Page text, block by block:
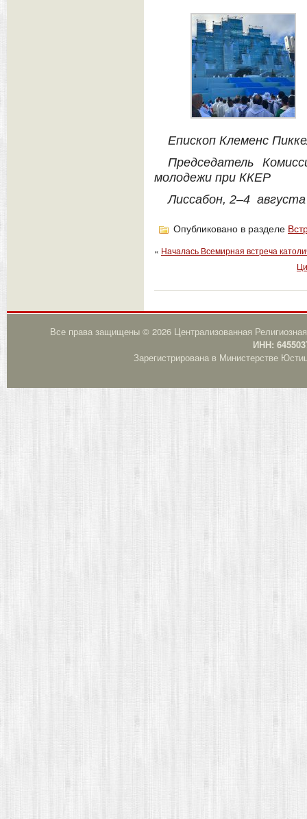
Епископ Клеменс
Председатель
молодежи при ККЕР
Лиссабон, 2–4
Опубликовано в разделе
« Началась Всемирная встреча
Все права защищены © 2026 Централизованная
ИНН:
Зарегистрирована в Министерстве